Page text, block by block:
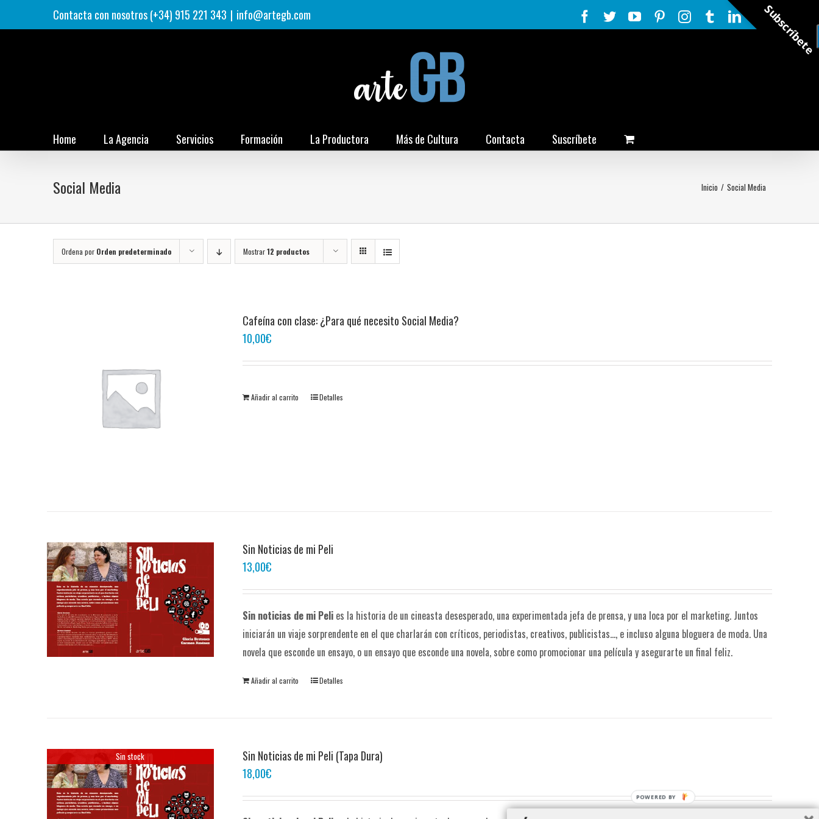
al
Contacta con nosotros (+34) 915 221 343 | info@artegb.com Facebook
TwitterYouTubePinterestInstagram
TumblrLinkedIn
Rss
Home La Agencia Servicios Formación La Productora Más de Cultura Contacta Suscríbete
Social Media Inicio / Social Media
Ordena por Orden predeterminado Mostrar12 productos
Cafeína con clase: ¿Para qué necesito Social Media?
10,00€
Añadir al carrito Detalles
Sin Noticias de mi Peli
13,00€
Sin noticias de mi Peli es la historia de un cineasta desesperado, una experimentada jefa de prensa, y una loca por el marketing. Juntos
iniciarán un viaje sorprendente en el que charlarán con críticos, periodistas, creativos, publicistas..., e incluso alguna bloguera de moda. Una
novela que esconde un ensayo, o un ensayo que esconde una novela, sobre como promocionar una película y asegurarte un final feliz.
Añadir al carrito Detalles
Sin stock
Sin Noticias de mi Peli (Tapa Dura)
18,00€
Subscríbete
POWERED BY